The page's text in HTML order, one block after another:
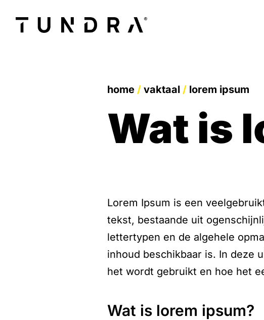
home / vaktaal / lorem ipsum
wat
Lorem Ipsum is een
tekst, bestaande uit
lettertypen en de algehele
inhoud beschikbaar is. In deze
het wordt gebruikt en hoe het
wat is lorem ipsum?